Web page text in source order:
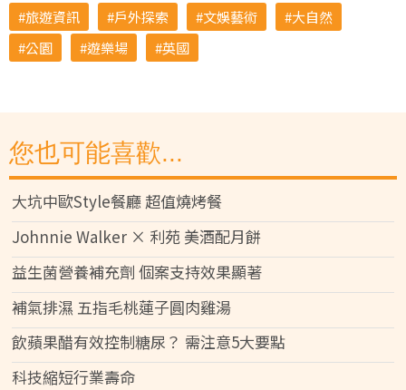
旅遊資訊 戶外探索 文娛藝術
大自然
公園
遊樂場 英國
您也可能喜歡...
大坑中歐Style餐廳 超值燒烤餐
Johnnie Walker × 利苑 美酒配月餅
益生菌營養補充劑 個案支持效果顯著
補氣排濕 五指毛桃蓮子圓肉雞湯
飲蘋果醋有效控制糖尿？ 需注意5大要點
科技縮短行業壽命